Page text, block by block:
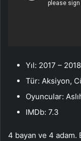
Yıl: 2017 – 2018
Tür: Aksiyon,
Oyuncular:
IMDb: 7.3
4 bayan ve 4 adam.